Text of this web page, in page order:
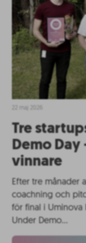
Tre
Demo Day
vinnare
Efter tre månader
coachning och
för final i Uminova
Under Demo…